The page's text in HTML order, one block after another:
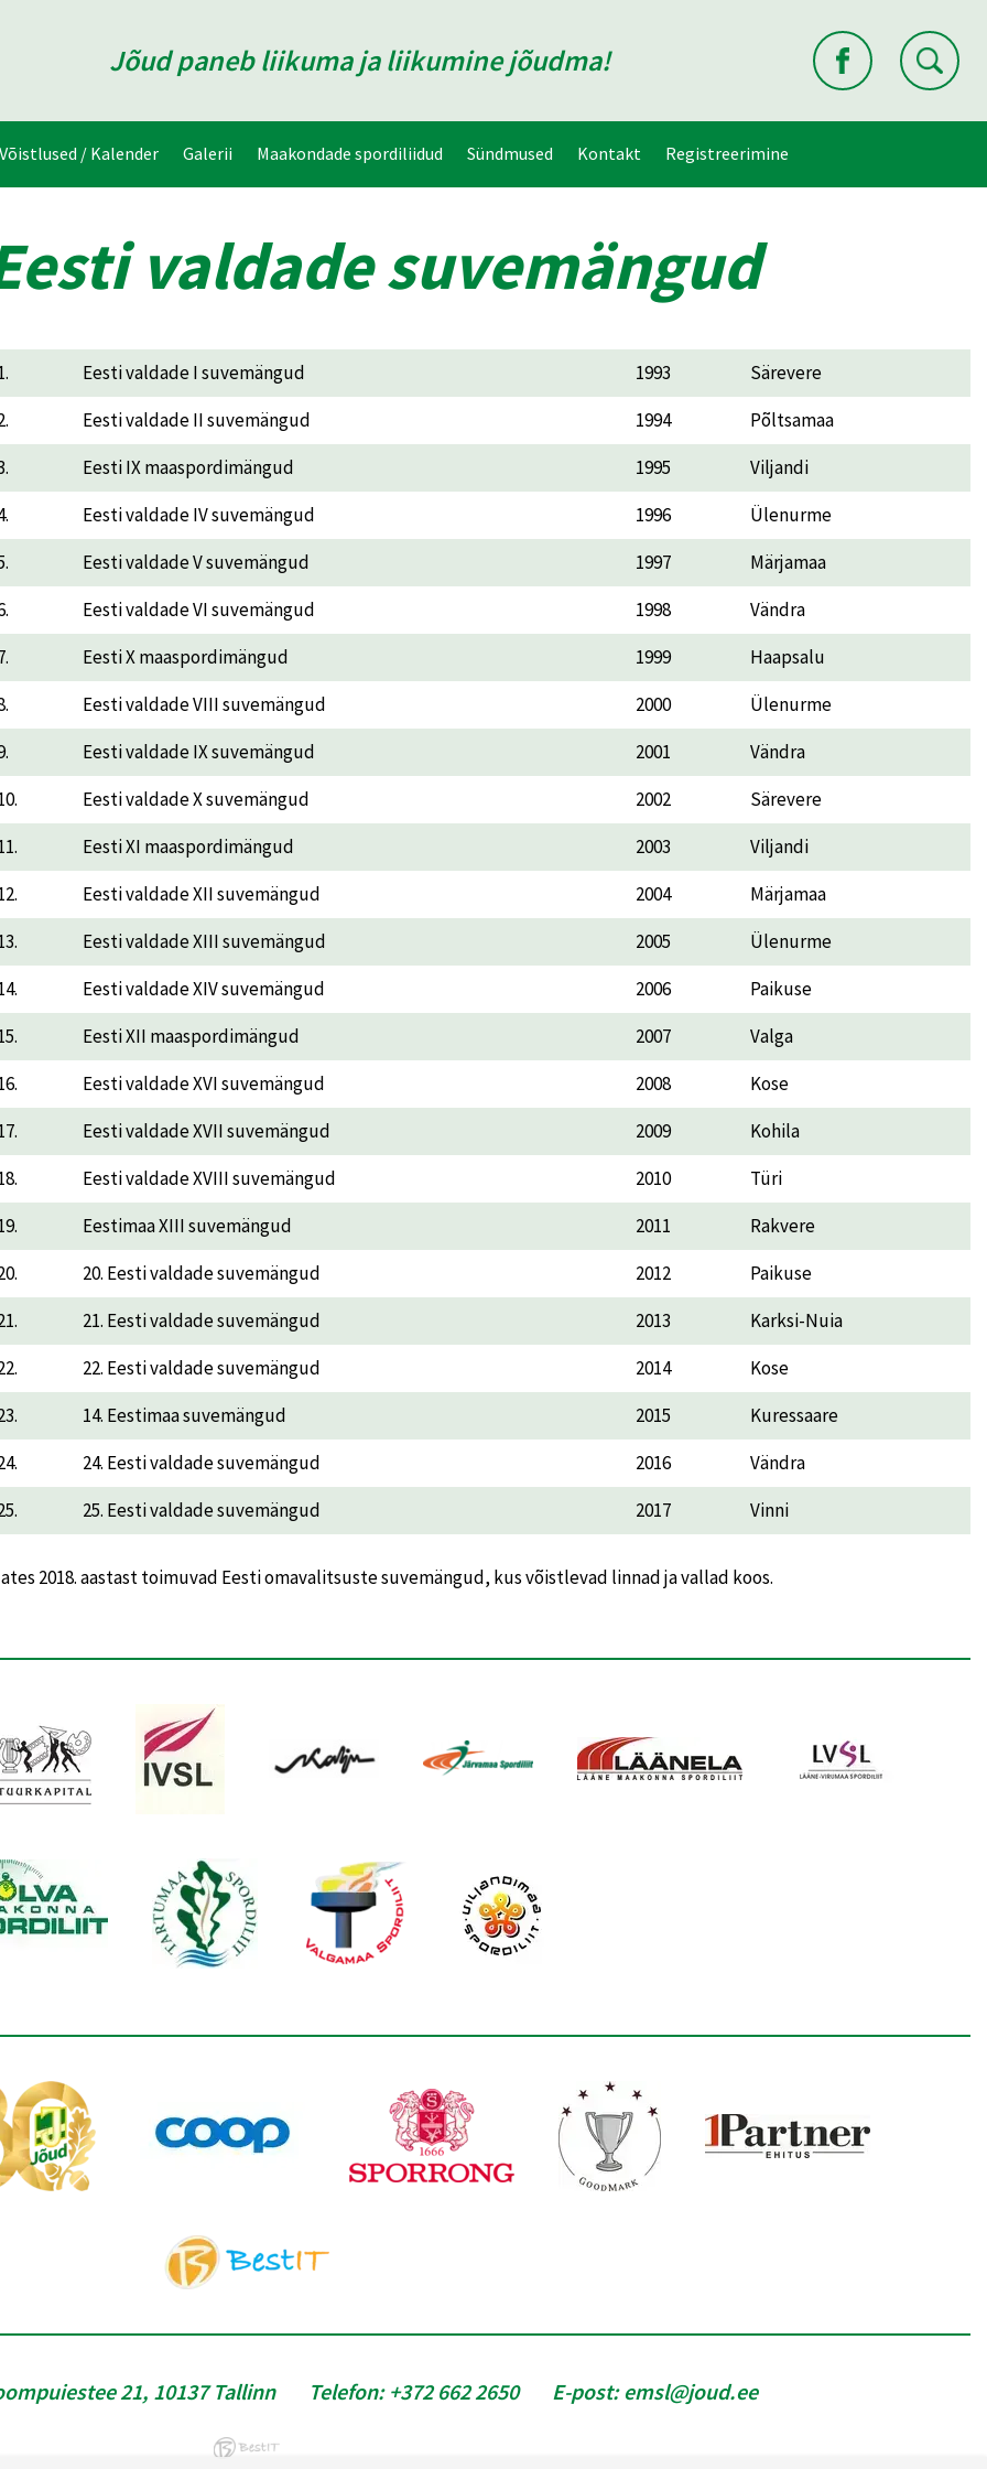
Jõud paneb liikuma ja liikumine jõudma!
/ Kalender Galerii Maakondade spordiliidud Sündmused Kontakt Registreerimine
valdade suvemängud
Eesti valdade I suvemängud 1993
Särevere
Eesti valdade II suvemängud 1994
Põltsamaa
Eesti IX maaspordimängud 1995
Viljandi
Eesti valdade IV suvemängud 1996
Ülenurme
Eesti valdade V suvemängud 1997
Märjamaa
Eesti valdade VI suvemängud 1998
Vändra
Eesti X maaspordimängud 1999
Haapsalu
Eesti valdade VIII suvemängud 2000
Ülenurme
Eesti valdade IX suvemängud 2001
Vändra
Eesti valdade X suvemängud 2002
Särevere
Eesti XI maaspordimängud 2003
Viljandi
Eesti valdade XII suvemängud 2004
Märjamaa
Eesti valdade XIII suvemängud 2005
Ülenurme
Eesti valdade XIV suvemängud 2006
Paikuse
Eesti XII maaspordimängud 2007
Valga
Eesti valdade XVI suvemängud 2008
Kose
Eesti valdade XVII suvemängud 2009
Kohila
Eesti valdade XVIII suvemängud 2010
Türi
Eestimaa XIII suvemängud 2011
Rakvere
20. Eesti valdade suvemängud 2012
Paikuse
21. Eesti valdade suvemängud 2013
Karksi-Nuia
22. Eesti valdade suvemängud 2014
Kose
14. Eestimaa suvemängud 2015
Kuressaare
24. Eesti valdade suvemängud 2016
Vändra
25. Eesti valdade suvemängud 2017 Vinni
2018. aastast toimuvad Eesti omavalitsuste suvemängud, kus võistlevad linnad ja vallad koos.
21, 10137 Tallinn Telefon: +372 662 2650 E-post:emsl@joud.ee